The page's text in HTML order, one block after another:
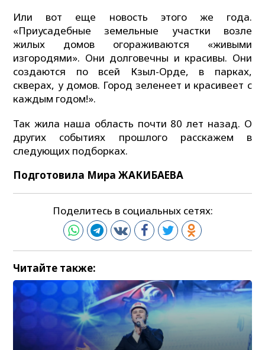
Или вот еще новость этого же года.
«Приусадебные земельные участки возле
жилых домов огораживаются «живыми
изгородями». Они долговечны и красивы. Они
создаются по всей Кзыл-Орде, в парках,
скверах, у домов. Город зеленеет и красивеет с
каждым годом!».
Так жила наша область почти 80 лет назад. О
других событиях прошлого расскажем в
следующих подборках.
Подготовила Мира ЖАКИБАЕВА
Поделитесь в социальных сетях:
Читайте также: